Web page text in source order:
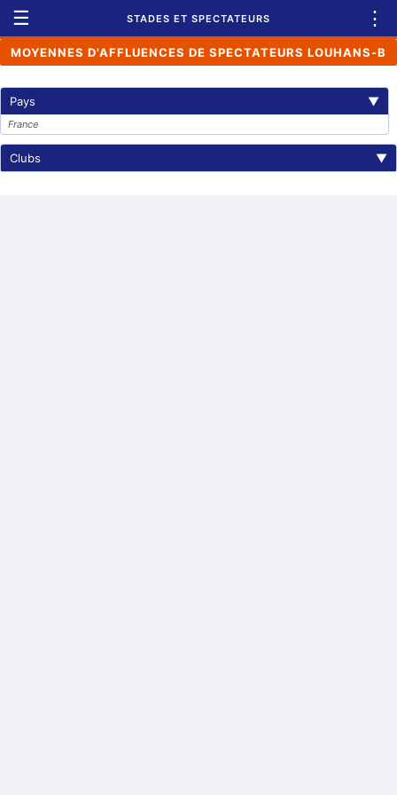
☰ STADES ET SPECTATEURS ⋮
MOYENNES D'AFFLUENCES DE SPECTATEURS LOUHANS-B
Pays ▼
France
Clubs ▼